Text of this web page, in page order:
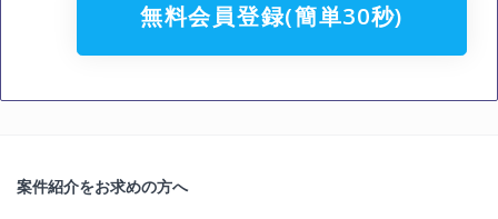
無料会員登録(簡単30秒)
案件紹介をお求めの方へ